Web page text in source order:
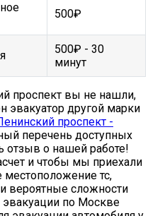
500₽
500₽ - 30
минут
проспект вы не нашли,
эвакуатор другой марки
проспект -
перечень доступных
отзыв о нашей работе!
и чтобы мы приехали
местоположение тс,
вероятные сложности
по Москве